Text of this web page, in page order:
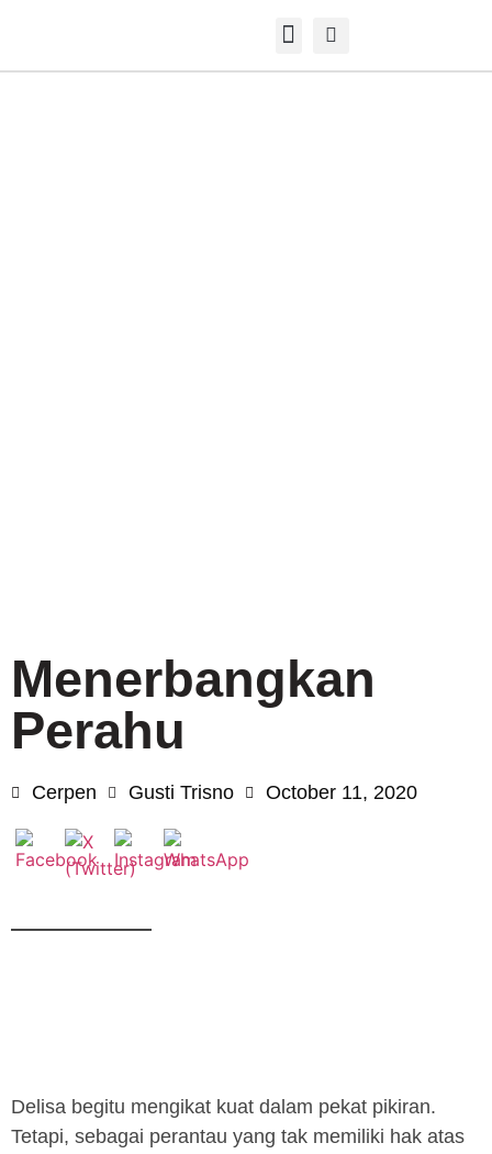
Menerbangkan
Perahu
Cerpen Gusti Trisno October 11, 2020
Delisa begitu mengikat kuat dalam pekat pikiran.
Tetapi, sebagai perantau yang tak memiliki hak atas